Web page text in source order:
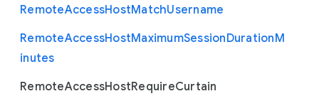
RemoteAccessHostMatchUsername
RemoteAccessHostMaximumSessionDurationM
inutes
RemoteAccessHostRequireCurtain